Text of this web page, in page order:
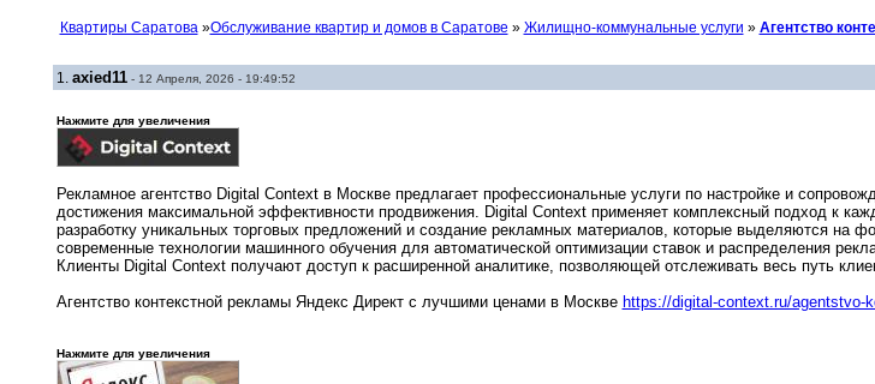
Квартиры Саратова»Обслуживание квартир и домов в Саратове » Жилищно-коммунальные услуги » Агентство
1. axied11- 12 Апреля, 2026 - 19:49:52
Нажмите для увеличения
Рекламное агентство Digital Context в Москве предлагает профессиональные услуги по настройке и
достижения максимальной эффективности продвижения. Digital Context применяет комплексный подход к
разработку уникальных торговых предложений и создание рекламных материалов, которые выделяются на
современные технологии машинного обучения для автоматической оптимизации ставок и распределения
Клиенты Digital Context получают доступ к расширенной аналитике, позволяющей отслеживать весь путь
Агентство контекстной рекламы Яндекс Директ с лучшими ценами в Москве https://digital-context.ru/agentstvo-
Нажмите для увеличения